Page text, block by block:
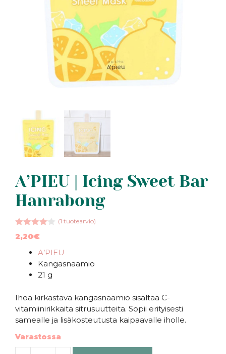
A’PIEU | Icing Sweet Bar
Hanrabong
4.00
5:stä
(1 tuotearvio)
2,20€
A’PIEU
Kangasnaamio
21 g
Ihoa kirkastava kangasnaamio sisältää C-
vitamiinirikkaita sitrusuutteita. Sopii erityisesti
samealle ja lisäkosteutusta kaipaavalle iholle.
Varastossa